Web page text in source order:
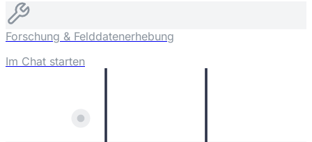
Forschung & Felddatenerhebung
Im Chat starten